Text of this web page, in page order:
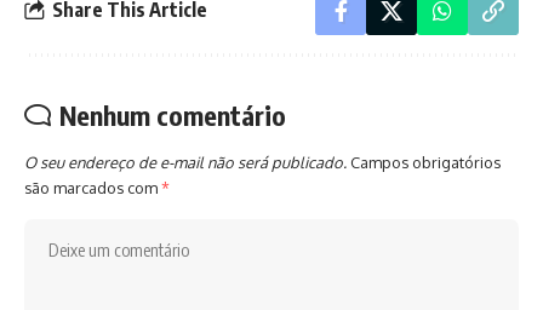
Share This Article
Nenhum comentário
O seu endereço de e-mail não será publicado. Campos obrigatórios
são marcados com*